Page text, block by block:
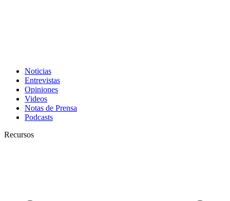
Noticias
Entrevistas
Opiniones
Videos
Notas de Prensa
Podcasts
Recursos